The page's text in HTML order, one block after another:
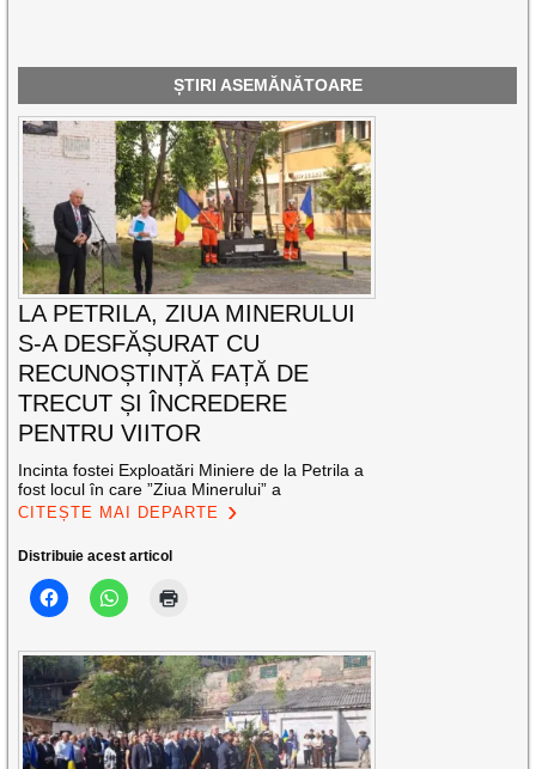
ȘTIRI ASEMĂNĂTOARE
LA PETRILA, ZIUA MINERULUI
S-A DESFĂȘURAT CU
RECUNOȘTINȚĂ FAȚĂ DE
TRECUT ȘI ÎNCREDERE
PENTRU VIITOR
Incinta fostei Exploatări Miniere de la Petrila a
fost locul în care ”Ziua Minerului” a
CITEȘTE MAI DEPARTE
Distribuie acest articol